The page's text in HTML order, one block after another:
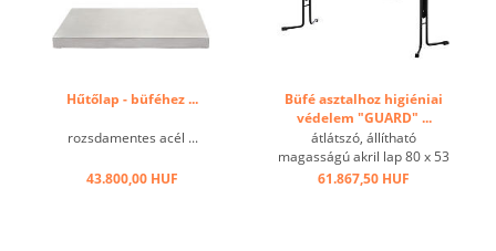
Hűtőlap - büféhez ...
rozsdamentes acél ...
43.800,00 HUF
Büfé asztalhoz higiéniai
védelem "GUARD" ...
átlátszó, állítható
magasságú akril lap 80 x 53
cm, fokozatmentesen
61.867,50 HUF